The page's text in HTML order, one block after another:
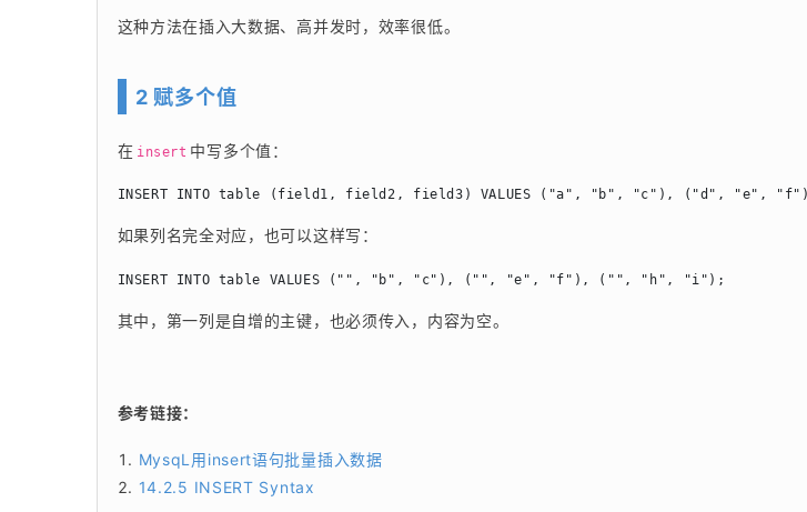
这种方法在插入大数据、高并发时，效率很低。
2 赋多个值
在 insert 中写多个值：
INSERT INTO table (field1, field2, field3) VALUES ("a", "b", "c"), ("d", "e",
如果列名完全对应，也可以这样写：
INSERT INTO table VALUES ("", "b", "c"), ("", "e", "f"), ("", "h", "i");
其中，第一列是自增的主键，也必须传入，内容为空。
参考链接：
MysqL用insert语句批量插入数据
14.2.5 INSERT Syntax